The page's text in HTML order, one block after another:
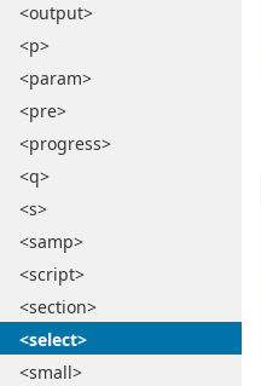
<output>
<p>
<param>
<pre>
<progress>
<q>
<s>
<samp>
<script>
<section>
<select>
<small>